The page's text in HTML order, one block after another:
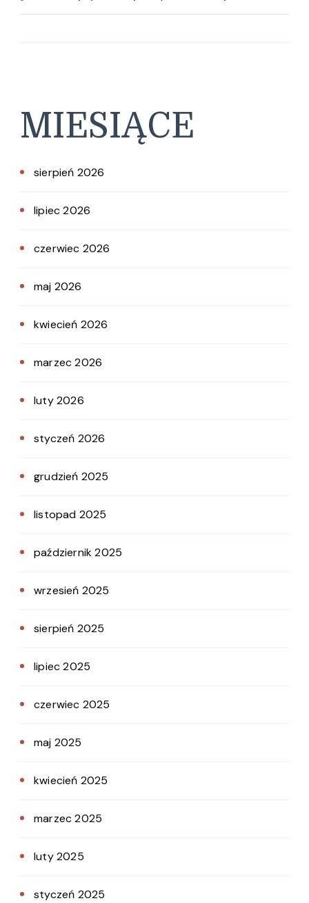
MIESIĄCE
sierpień 2026
lipiec 2026
czerwiec 2026
maj 2026
kwiecień 2026
marzec 2026
luty 2026
styczeń 2026
grudzień 2025
listopad 2025
październik 2025
wrzesień 2025
sierpień 2025
lipiec 2025
czerwiec 2025
maj 2025
kwiecień 2025
marzec 2025
luty 2025
styczeń 2025